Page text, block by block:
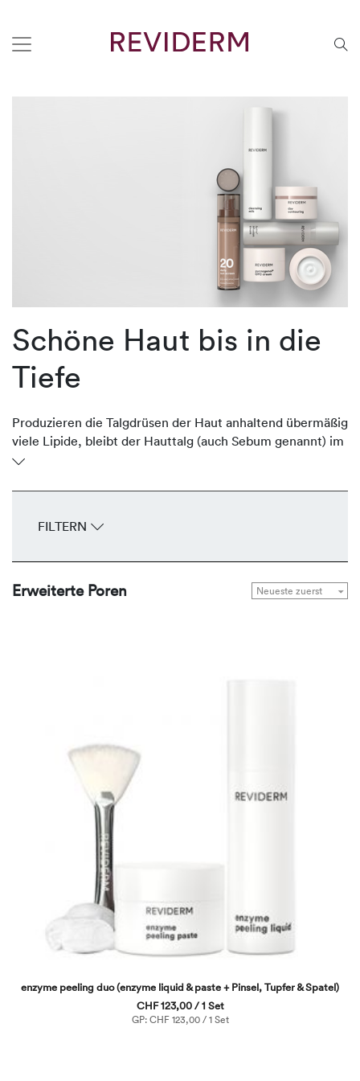
Schöne Haut bis in die
Tiefe
Produzieren die Talgdrüsen der Haut anhaltend übermäßig
viele Lipide, bleibt der Hauttalg (auch Sebum genannt) im
Ausführungsgang stehen und erweitert den Follikel.
speziell in der T-Zone und an den Wangen – als offener
REVIDERM reduzieren die Produktion des Sebums auf ein
FILTERN
Erweiterte Poren
enzyme peeling duo (enzyme liquid & paste + Pinsel, Tupfer & Spatel)
CHF 123,00 / 1 Set
GP: CHF 123,00 / 1 Set